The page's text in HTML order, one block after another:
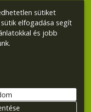
sütiket
elfogadása segít
és jobb